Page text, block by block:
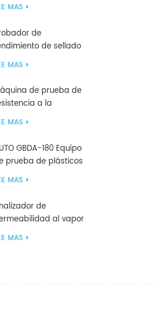
MAS
de
de sellado
GBPI
MAS
de prueba de
a la
GBN200G
MAS
GBDA-180 Equipo
prueba de plásticos
degradación de
MAS
de
al vapor
agua W812 (método
MAS